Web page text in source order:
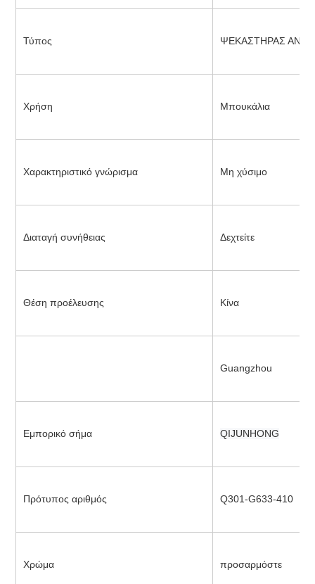
Τύπος ΨΕΚΑΣΤΗΡΑΣ
Χρήση Μπουκάλια
Χαρακτηριστικό γνώρισμα Μη χύσιμο
Διαταγή συνήθειας Δεχτείτε
Θέση προέλευσης Κίνα
Guangzhou
Εμπορικό σήμα QIJUNHONG
Πρότυπος αριθμός Q301-G633-410
Χρώμα προσαρμόστε